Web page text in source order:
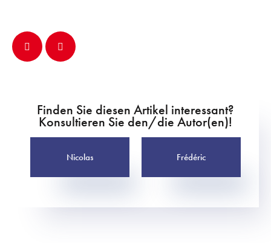
Finden Sie diesen Artikel interessant?
Konsultieren Sie den/die Autor(en)!
Nicolas Frédéric